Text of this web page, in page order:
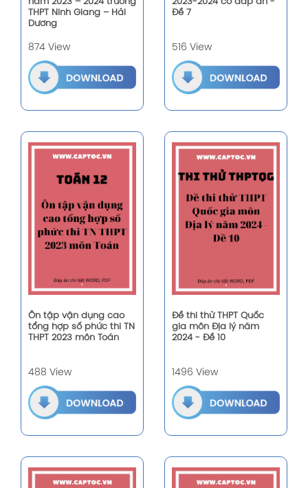
THPT Ninh Giang – Hải
Dương
874 View
Đề 7
516 View
Ôn tập vận dụng cao
tổng hợp số phức thi TN
THPT 2023 môn Toán
488 View
Đề thi thử THPT Quốc
gia môn Địa lý năm
2024 - Đề 10
1496 View